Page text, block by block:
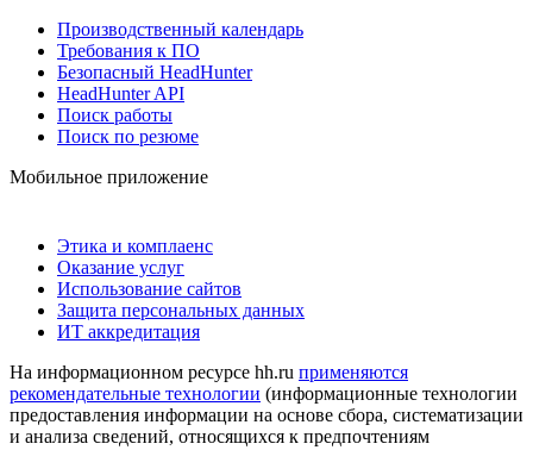
Производственный календарь
Требования к ПО
Безопасный HeadHunter
HeadHunter API
Поиск работы
Поиск по резюме
Мобильное приложение
Этика и комплаенс
Оказание услуг
Использование сайтов
Защита персональных данных
ИТ аккредитация
На информационном ресурсе hh.ru применяются
рекомендательные технологии (информационные технологии
предоставления информации на основе сбора, систематизации
и анализа сведений, относящихся к предпочтениям